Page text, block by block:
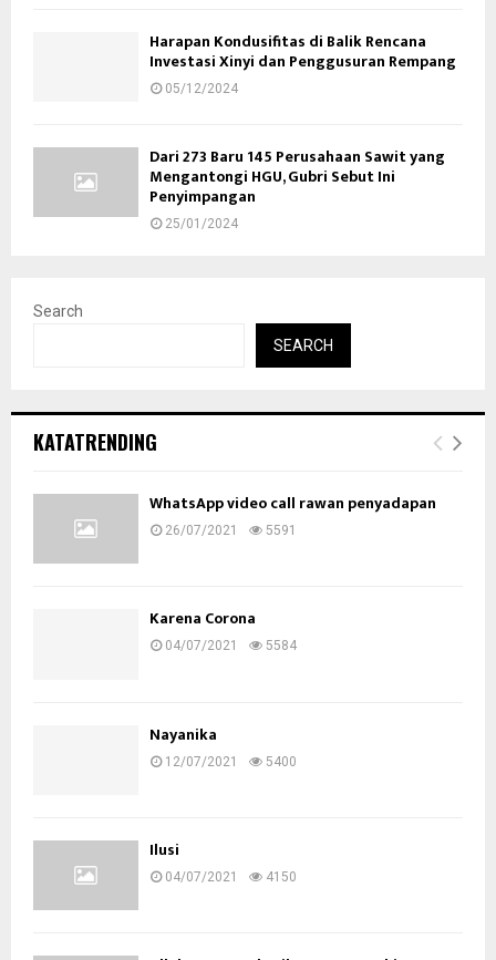
Harapan Kondusifitas di Balik Rencana
Investasi Xinyi dan Penggusuran Rempang
05/12/2024
Dari 273 Baru 145 Perusahaan Sawit yang
Mengantongi HGU, Gubri Sebut Ini
Penyimpangan
25/01/2024
Search
SEARCH
KATATRENDING
WhatsApp video call rawan penyadapan
26/07/2021 5591
Karena Corona
04/07/2021 5584
Nayanika
12/07/2021 5400
Ilusi
04/07/2021 4150